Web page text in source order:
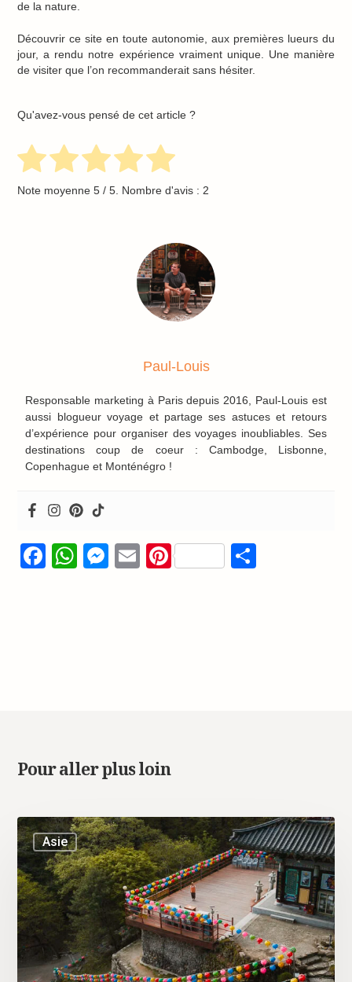
de la nature.
Découvrir ce site en toute autonomie, aux premières lueurs du
jour, a rendu notre expérience vraiment unique. Une manière
de visiter que l’on recommanderait sans hésiter.
Qu'avez-vous pensé de cet article ?
Note moyenne5 / 5. Nombre d'avis : 2
Paul-Louis
Responsable marketing à Paris depuis 2016, Paul-Louis est
aussi blogueur voyage et partage ses astuces et retours
d’expérience pour organiser des voyages inoubliables. Ses
destinations coup de coeur : Cambodge, Lisbonne,
Copenhague et Monténégro !
Facebook
WhatsApp
Messenger
EmailPinterest
Pour aller plus loin
Asie